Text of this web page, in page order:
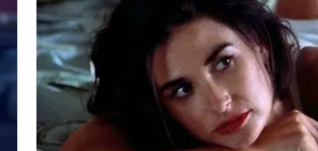
ในงานสายเทา ท่านที่ชอบ
ค่อนข้างอึดอัดใจ รู้เห็น
วข้องกับการติดสินบน
The 87¢ Generic
"Self-Serve" In Aisle
GUATEMALA DENTAL
Guatemala